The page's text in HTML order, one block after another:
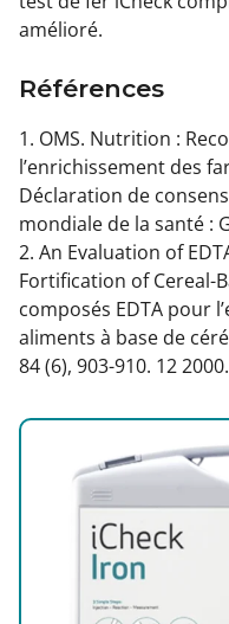
amélioré.
Références
1. OMS. Nutrition :
l’enrichissement des
Déclaration de
mondiale de la santé :
2. An Evaluation of
Fortification of Cereal-
composés EDTA pour
aliments à base de
84 (6), 903-910. 12 2000.